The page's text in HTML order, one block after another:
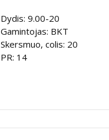
Dydis: 9.00-20
Gamintojas: BKT
Skersmuo, colis: 20
PR: 14